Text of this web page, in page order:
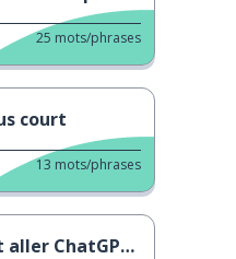
25 mots/phrases
court
13 mots/phrases
ChatGPT ?